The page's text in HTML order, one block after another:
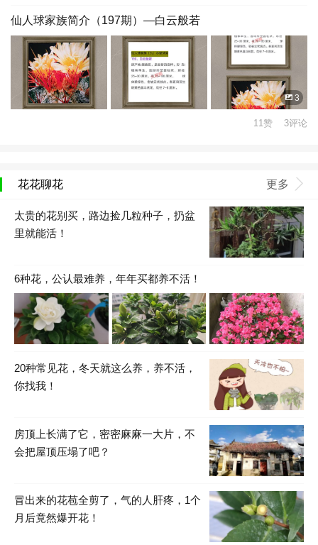
仙人球家族简介（197期）—白云般若
3
11赞 3评论
花花聊花 更多
太贵的花别买，路边捡几粒种子，扔盆
里就能活！
6种花，公认最难养，年年买都养不活！
20种常见花，冬天就这么养，养不活，
你找我！
房顶上长满了它，密密麻麻一大片，不
会把屋顶压塌了吧？
冒出来的花苞全剪了，气的人肝疼，1个
月后竟然爆开花！